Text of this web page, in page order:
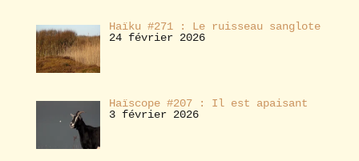
Haïku #271 : Le ruisseau sanglote
24 février 2026
Haïscope #207 : Il est apaisant
3 février 2026